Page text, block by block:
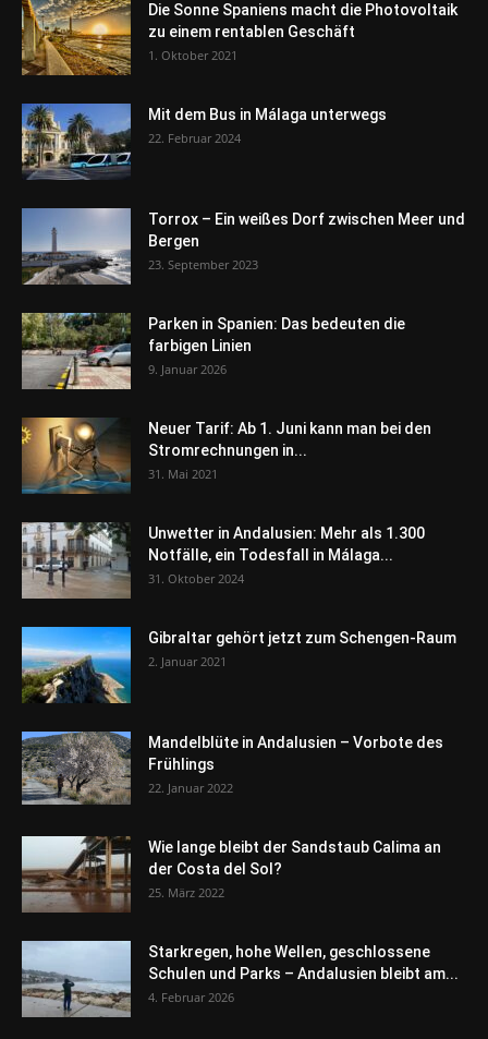
Die Sonne Spaniens macht die Photovoltaik
zu einem rentablen Geschäft
1. Oktober 2021
Mit dem Bus in Málaga unterwegs
22. Februar 2024
Torrox – Ein weißes Dorf zwischen Meer und
Bergen
23. September 2023
Parken in Spanien: Das bedeuten die
farbigen Linien
9. Januar 2026
Neuer Tarif: Ab 1. Juni kann man bei den
Stromrechnungen in...
31. Mai 2021
Unwetter in Andalusien: Mehr als 1.300
Notfälle, ein Todesfall in Málaga...
31. Oktober 2024
Gibraltar gehört jetzt zum Schengen-Raum
2. Januar 2021
Mandelblüte in Andalusien – Vorbote des
Frühlings
22. Januar 2022
Wie lange bleibt der Sandstaub Calima an
der Costa del Sol?
25. März 2022
Starkregen, hohe Wellen, geschlossene
Schulen und Parks – Andalusien bleibt am...
4. Februar 2026